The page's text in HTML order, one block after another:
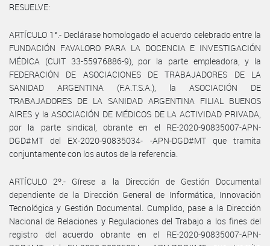
RESUELVE:
ARTÍCULO 1°.- Declárase homologado el acuerdo celebrado entre la
FUNDACIÓN FAVALORO PARA LA DOCENCIA E INVESTIGACIÓN
MÉDICA (CUIT 33-55976886-9), por la parte empleadora, y la
FEDERACIÓN DE ASOCIACIONES DE TRABAJADORES DE LA
SANIDAD ARGENTINA (F.A.T.S.A.), la ASOCIACIÓN DE
TRABAJADORES DE LA SANIDAD ARGENTINA FILIAL BUENOS
AIRES y la ASOCIACIÓN DE MÉDICOS DE LA ACTIVIDAD PRIVADA,
por la parte sindical, obrante en el RE-2020-90835007-APN-
DGD#MT del EX-2020-90835034- -APN-DGD#MT que tramita
conjuntamente con los autos de la referencia.
ARTÍCULO 2º.- Gírese a la Dirección de Gestión Documental
dependiente de la Dirección General de Informática, Innovación
Tecnológica y Gestión Documental. Cumplido, pase a la Dirección
Nacional de Relaciones y Regulaciones del Trabajo a los fines del
registro del acuerdo obrante en el RE-2020-90835007-APN-